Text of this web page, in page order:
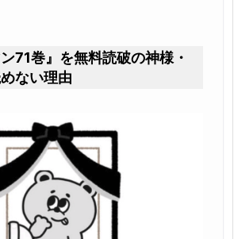
ン71巻』を無料読破の神様・
ない理由